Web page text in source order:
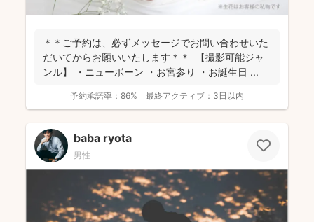
＊＊ご予約は、必ずメッセージでお問い合わせいた
だいてからお願いいたします＊＊ 【撮影可能ジャ
ンル】 ・ニューボーン ・お宮参り ・お誕生日 ...
予約承諾率： 86% 最終アクティブ： 3日以内
baba ryota
男性